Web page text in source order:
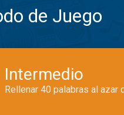
de Juego
Intermedio
Rellenar 40 palabras al azar